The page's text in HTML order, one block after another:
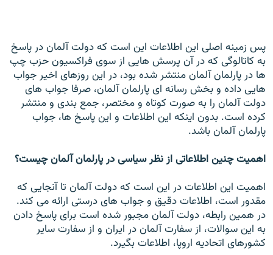
پس زمینه اصلی این اطلاعات این است که دولت آلمان در پاسخ
به کاتالوگی که در آن پرسش هایی از سوی فراکسیون حزب چپ
ها در پارلمان آلمان منتشر شده بود، در این روزهای اخیر جواب
هایی داده و بخش رسانه ای پارلمان آلمان،‌ صرفا جواب های
دولت آلمان را به صورت کوتاه و مختصر، جمع بندی و منتشر
کرده است. بدون اینکه این اطلاعات و این پاسخ ها، جواب
پارلمان آلمان باشد.
اهمیت چنین اطلاعاتی از نظر سیاسی در پارلمان آلمان چیست؟
اهمیت این اطلاعات در این است که دولت آلمان تا آنجایی که
مقدور است،‌ اطلاعات دقیق و جواب های درستی ارائه می کند.
در همین رابطه،‌ دولت آلمان مجبور شده است برای پاسخ دادن
به این سوالات، از سفارت آلمان در ایران و از سفارت سایر
کشورهای اتحادیه اروپا، اطلاعات بگیرد.